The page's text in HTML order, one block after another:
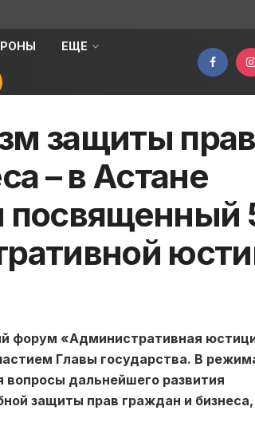
ЕЩЕ
защиты прав
– в Астане
посвященный
форум «Административная
Главы государства. В
дальнейшего развития
защиты прав граждан и